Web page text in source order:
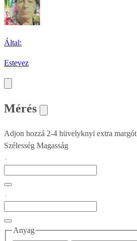
Által:
Estevez
Mérés
Adjon hozzá 2-4 hüvelyknyi extra margót
Szélesség Magasság
Anyag